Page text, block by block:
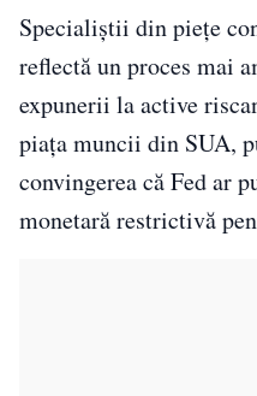
Specialiștii din piețe
reflectă un proces mai
expunerii la active
piața muncii din SUA,
convingerea că Fed ar
monetară restrictivă